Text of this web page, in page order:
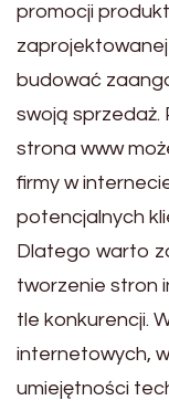
promocji
budować
swoją
strona www
firmy w
potencjalnych
Dlatego warto
tworzenie stron
tle konkurencji.
internetowych,
umiejętności